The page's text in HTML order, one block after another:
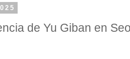
de Yu Giban en